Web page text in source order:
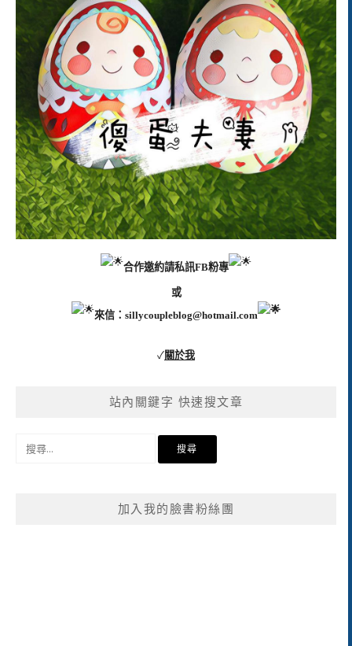
合作邀約請私訊FB粉專
或
來信： sillycoupleblog@hotmail.com
✓關於我
站內關鍵字 快速搜文章
加入我的臉書粉絲團